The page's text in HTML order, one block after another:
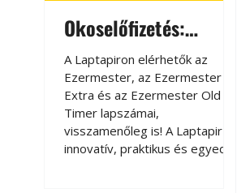
Okoselőfizetés:
Ezermester Extra
A Laptapiron elérhetők az
Ezermester, az Ezermester
Extra és az Ezermester Old
Timer lapszámai,
visszamenőleg is! A Laptapir új,
innovatív, praktikus és egyedi